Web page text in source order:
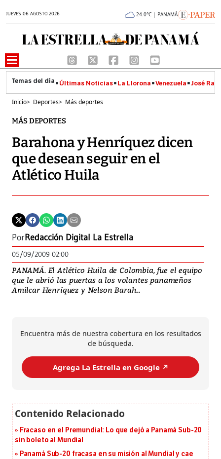
JUEVES 06 AGOSTO 2026 24.0°C | PANAMÁ
Últimas Noticias La Llorona Venezuela José
Inicio> Deportes> Más deportes
MÁS DEPORTES
Barahona y Henríquez dicen
que desean seguir en el
Atlético Huila
PorRedacción Digital La Estrella
05/09/2009 02:00
PANAMÁ. El Atlético Huila de Colombia, fue el equipo
que le abrió las puertas a los volantes panameños
Amilcar Henríquez y Nelson Barah...
Encuentra más de nuestra cobertura en los resultados
de búsqueda.
Agrega La Estrella en Google ↗️
Fracaso en el Premundial: Lo que dejó a Panamá Sub-20
sin boleto al Mundial
Panamá Sub-20 fracasa en su misión al Mundial y cae